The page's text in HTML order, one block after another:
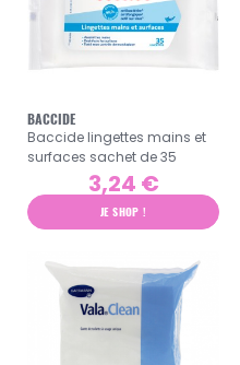
BACCIDE
Baccide lingettes mains et
surfaces sachet de 35
3,24 €
JE SHOP !